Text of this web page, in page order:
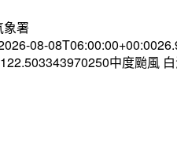
象署
08-
中度颱風